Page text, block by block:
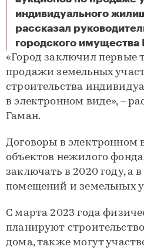
индивидуального
рассказал
городского
«Город заключил первые
продажи земельных
строительства
в электронном виде», –
Гаман.
Договоры в электронном
объектов нежилого
заключать в 2020 году, а
помещений и земельных
С марта 2023 года
планируют
дома, также могут